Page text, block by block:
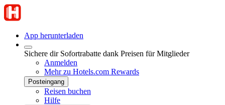
App herunterladen
Sichere dir Sofortrabatte dank Preisen für Mitglieder
Anmelden
Mehr zu Hotels.com Rewards
Posteingang
Reisen buchen
Hilfe